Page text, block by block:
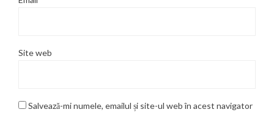
Site web
Salvează-mi numele, emailul și site-ul web în acest navigator